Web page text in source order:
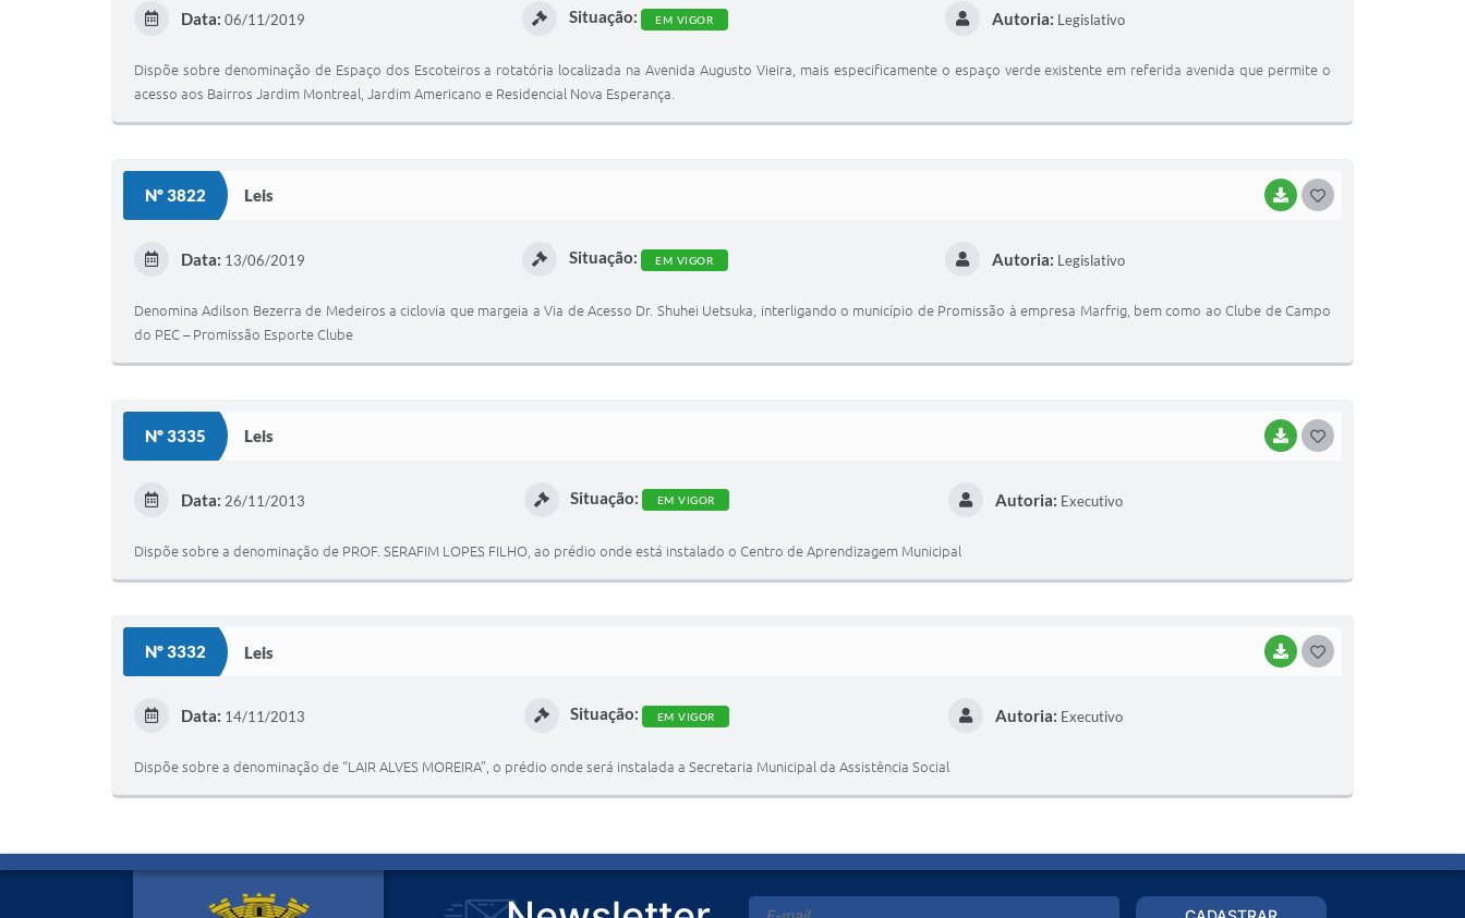
I
Data: 06/11/2019 Situação: EM VIGOR Autoria: Legislativo
Dispõe sobre denominação de Espaço dos Escoteiros a rotatória localizada na Avenida Augusto Vieira, mais especificamente o espaço verde existente em referida avenida que permite o
acesso aos Bairros Jardim Montreal, Jardim Americano e Residencial Nova Esperança.
Nº 3822 Leis BAIXAR
I
Data: 13/06/2019 Situação: EM VIGOR Autoria: Legislativo
Denomina Adilson Bezerra de Medeiros a ciclovia que margeia a Via de Acesso Dr. Shuhei Uetsuka, interligando o município de Promissão à empresa Marfrig, bem como ao Clube de Campo
do PEC – Promissão Esporte Clube
Nº 3335 Leis BAIXAR
Data: 26/11/2013 Situação: EM VIGOR Autoria: Executivo
Dispõe sobre a denominação de PROF. SERAFIM LOPES FILHO, ao prédio onde está instalado o Centro de Aprendizagem Municipal
Nº 3332 Leis BAIXAR
Data: 14/11/2013 Situação: EM VIGOR Autoria: Executivo
Dispõe sobre a denominação de “LAIR ALVES MOREIRA”, o prédio onde será instalada a Secretaria Municipal da Assistência Social